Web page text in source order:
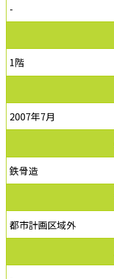
-
1階
2007年7月
鉄骨造
都市計画区域外